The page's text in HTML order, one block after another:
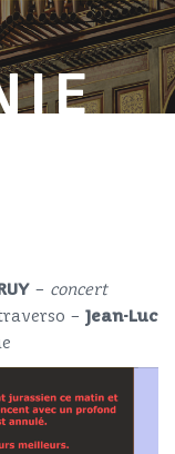
– concert
– Jean-Luc